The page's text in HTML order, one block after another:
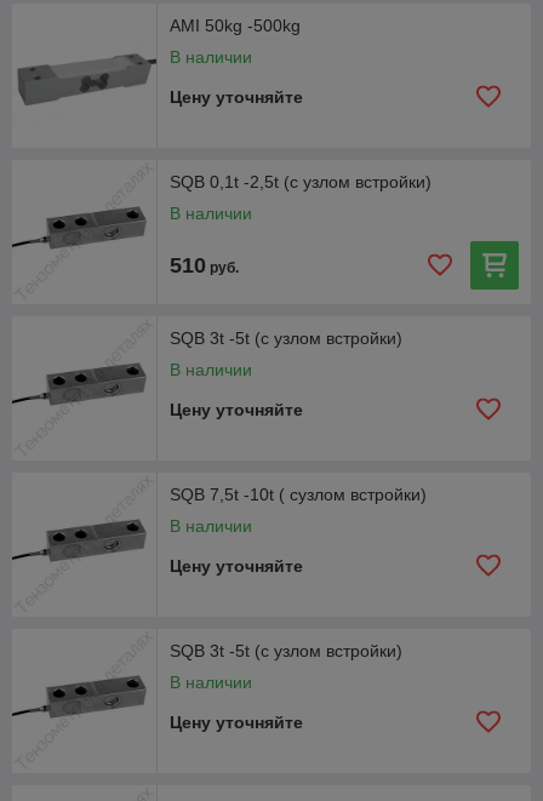
AMI 50kg -500kg
В наличии
Цену уточняйте
SQB 0,1t -2,5t (с узлом встройки)
В наличии
510 руб.
SQB 3t -5t (с узлом встройки)
В наличии
Цену уточняйте
SQB 7,5t -10t ( сузлом встройки)
В наличии
Цену уточняйте
SQB 3t -5t (с узлом встройки)
В наличии
Цену уточняйте